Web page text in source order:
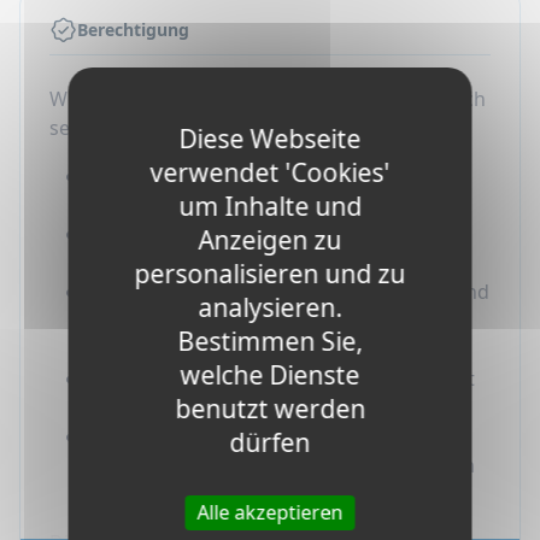
Berechtigung
Wenn ihr Teil unseres Sportcamps in Frankreich
sein wollt, müsst ihr beachten:
Wir akzeptieren nur Teilnehmer im Alter
von 13 bis 17 Jahren
Ihr müsst seit zwei Jahren Französisch
lernen
Ihr müsst eine starke Motivation haben und
bereit sein, Freundschaften mit anderen
Teilnehmern zu schließen
Ihr müsst euer Bestes geben, um jederzeit
Französisch zu sprechen
Ihr müsst sicherstellen, dass ihr
gesundheitlich in der Lage seid, an diesem
Programm teilzunehmen
Diese Webseite
verwendet 'Cookies'
um Inhalte und
Anzeigen zu
personalisieren und zu
analysieren.
Bestimmen Sie,
welche Dienste
benutzt werden
dürfen
Alle akzeptieren